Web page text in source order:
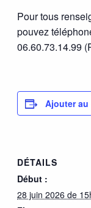
Pour tous
pouvez
06.60.73.14.99
Ajouter
DÉTAILS
Début :
28 juin 2026 de